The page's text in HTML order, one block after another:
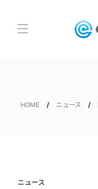
HOME ニュース
ニュース